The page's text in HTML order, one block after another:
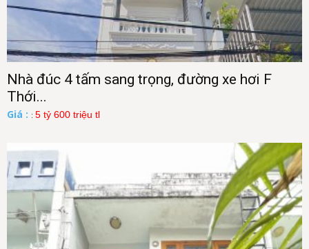
Nhà đúc 4 tấm sang trọng, đường xe hơi F
Thới...
Giá : : 5 tỷ 600 triệu tl